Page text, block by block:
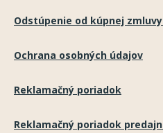
Odstúpenie od kúpnej
Ochrana osobných údajov
Reklamačný poriadok
Reklamačný poriadok